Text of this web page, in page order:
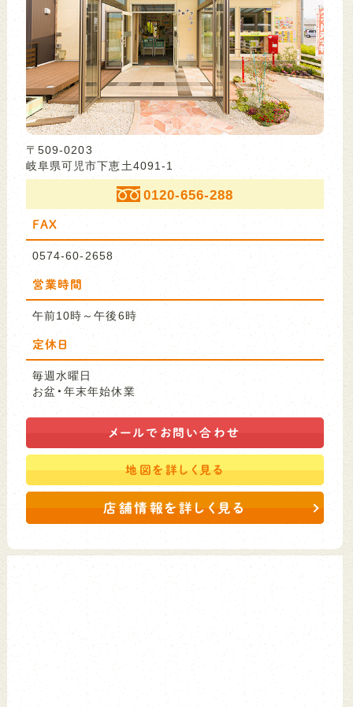
〒509-0203
岐阜県可児市下恵土4091-1
0120-656-288
FAX
0574-60-2658
営業時間
午前10時～午後6時
定休日
毎週水曜日
お盆・年末年始休業
メールで お問い合わせ
地図を詳しく見る
店舗情報を詳しく見る